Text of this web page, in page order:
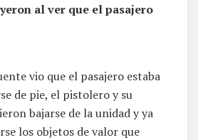
al ver que el pasajero
vio que el pasajero estaba
de pie, el pistolero y su
bajarse de la unidad y ya
los objetos de valor que